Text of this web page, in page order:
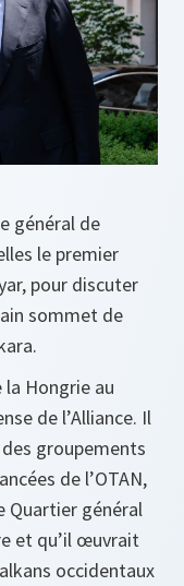
général de
le premier
pour discuter
sommet de
Hongrie au
de l’Alliance. Il
groupements
de l’OTAN,
Quartier général
et qu’il œuvrait
occidentaux